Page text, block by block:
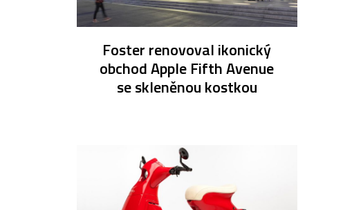
Foster renovoval ikonický
obchod Apple Fifth Avenue
se skleněnou kostkou